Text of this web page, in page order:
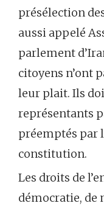
présélection
aussi appelé
parlement
citoyens n’ont
leur plait. Ils
représentants
préemptés par
constitution.
Les droits de
démocratie, de